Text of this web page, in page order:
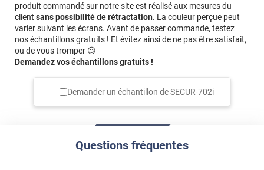
produit commandé sur notre site est réalisé aux mesures du
client sans possibilité de rétractation. La couleur perçue peut
varier suivant les écrans. Avant de passer commande, testez
nos échantillons gratuits ! Et évitez ainsi de ne pas être satisfait,
ou de vous tromper 😉
Demandez vos échantillons gratuits !
Demander un échantillon deSECUR-702i
Questions fréquentes